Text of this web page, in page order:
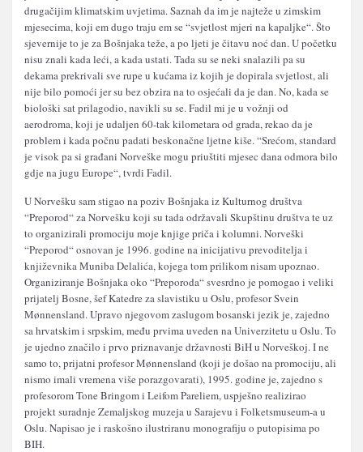
drugačijim klimatskim uvjetima. Saznah da im je najteže u zimskim
mjesecima, koji em dugo traju em se “svjetlost mjeri na kapaljke“. Što
sjevernije to je za Bošnjaka teže, a po ljeti je čitavu noć dan. U početku
nisu znali kada leći, a kada ustati. Tada su se neki snalazili pa su
dekama prekrivali sve rupe u kućama iz kojih je dopirala svjetlost, ali
nije bilo pomoći jer su bez obzira na to osjećali da je dan. No, kada se
biološki sat prilagodio, navikli su se. Fadil mi je u vožnji od
aerodroma, koji je udaljen 60-tak kilometara od grada, rekao da je
problem i kada počnu padati beskonačne ljetne kiše. “Srećom, standard
je visok pa si građani Norveške mogu priuštiti mjesec dana odmora bilo
gdje na jugu Europe“, tvrdi Fadil.
U Norvešku sam stigao na poziv Bošnjaka iz Kulturnog društva
“Preporod“ za Norvešku koji su tada održavali Skupštinu društva te uz
to organizirali promociju moje knjige priča i kolumni. Norveški
“Preporod“ osnovan je 1996. godine na inicijativu prevoditelja i
književnika Muniba Delalića, kojega tom prilikom nisam upoznao.
Organiziranje Bošnjaka oko “Preporoda“ svesrdno je pomogao i veliki
prijatelj Bosne, šef Katedre za slavistiku u Oslu, profesor Svein
Mønnensland. Upravo njegovom zaslugom bosanski jezik je, zajedno
sa hrvatskim i srpskim, među prvima uveden na Univerzitetu u Oslu. To
je ujedno značilo i prvo priznavanje državnosti BiH u Norveškoj. I ne
samo to, prijatni profesor Mønnensland (koji je došao na promociju, ali
nismo imali vremena više porazgovarati), 1995. godine je, zajedno s
profesorom Tone Bringom i Leifom Pareliem, uspješno realizirao
projekt suradnje Zemaljskog muzeja u Sarajevu i Folketsmuseum-a u
Oslu. Napisao je i raskošno ilustriranu monografiju o putopisima po
BIH.